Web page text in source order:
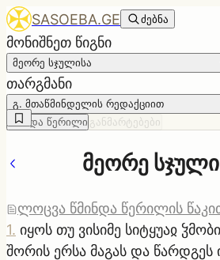
SASOEBA.GE ძებნა
მონიშნეთ წიგნი
მეორე სჯულისა
თარგმანი
გ. მთაწმინდელის რედაქციით
წმინდა წერილი განმარტებები
მეორე
ლოცვა წმინდა წერილის
1. იყოს თუ ვისიმე სიტყუაჲ
შორის ერსა მაგას და წარდგეს